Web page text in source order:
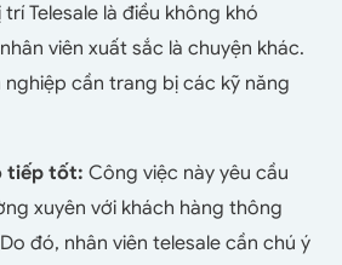
Telesale là điều không khó
viên xuất sắc là chuyện khác.
cần trang bị các kỹ năng
tiếp tốt: Công việc này yêu cầu
xuyên với khách hàng thông
đó, nhân viên telesale cần chú ý